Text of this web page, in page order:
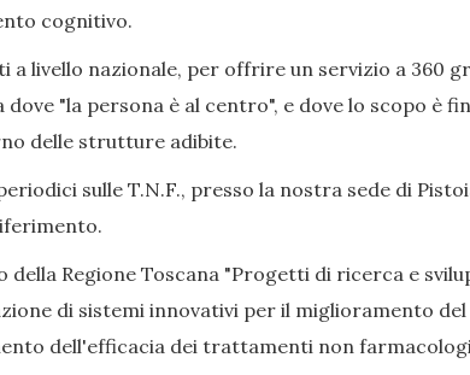
cognitivo.
livello nazionale, per offrire un servizio a 360
"la persona è al centro", e dove lo scopo è
delle strutture adibite.
sulle T.N.F., presso la nostra sede di
della Regione Toscana "Progetti di ricerca e
di sistemi innovativi per il miglioramento
dell'efficacia dei trattamenti non